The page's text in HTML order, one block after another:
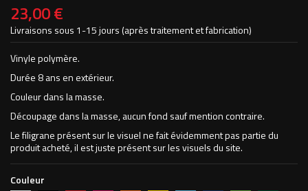
23,00 €
Livraisons sous 1-15 jours (après traitement et fabrication)
Vinyle polymère.
Durée 8 ans en extérieur.
Couleur dans la masse.
Découpage dans la masse, aucun fond sauf mention contraire.
Le filigrane présent sur le visuel ne fait évidemment pas partie du
produit acheté, il est juste présent sur les visuels du site.
Couleur